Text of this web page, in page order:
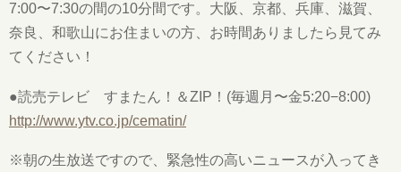
7:00〜7:30の間の10分間です。大阪、京都、兵庫、滋賀、
奈良、和歌山にお住まいの方、お時間ありましたら見てみ
てください！
●読売テレビ すまたん！＆ZIP！(毎週月〜金5:20−8:00)
http://www.ytv.co.jp/cematin/
※朝の生放送ですので、緊急性の高いニュースが入ってき